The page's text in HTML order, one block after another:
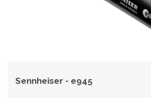
Sennheiser - e945